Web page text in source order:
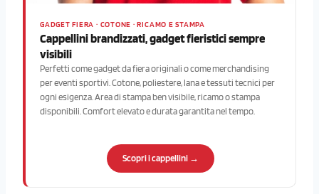
GADGET FIERA · COTONE · RICAMO E STAMPA
Cappellini brandizzati, gadget fieristici sempre
visibili
Perfetti come gadget da fiera originali o come merchandising
per eventi sportivi. Cotone, poliestere, lana e tessuti tecnici per
ogni esigenza. Area di stampa ben visibile, ricamo o stampa
disponibili. Comfort elevato e durata garantita nel tempo.
Scopri i cappellini →